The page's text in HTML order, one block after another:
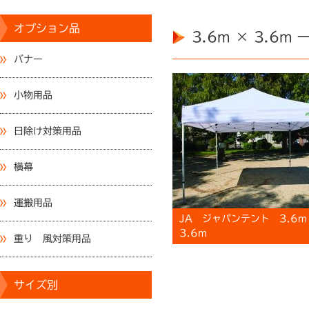
オプション品
バナー
小物用品
日除け対策用品
横幕
運搬用品
重り 風対策用品
サイズ別
3.6m × 3.6m
JA ジャパンテント
3.6m